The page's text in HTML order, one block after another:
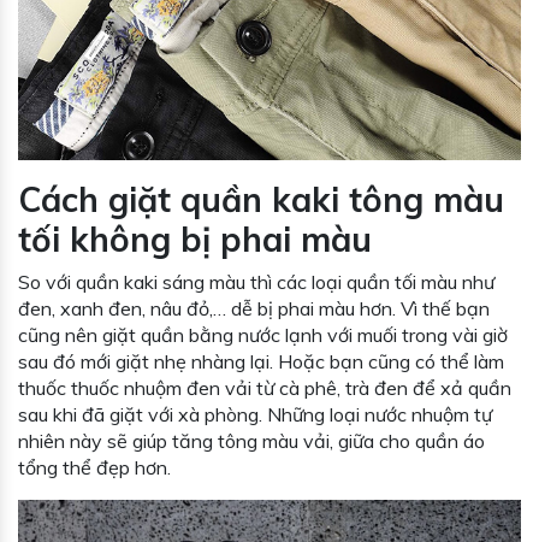
Cách giặt quần kaki tông màu
tối không bị phai màu
So với quần kaki sáng màu thì các loại quần tối màu như
đen, xanh đen, nâu đỏ,… dễ bị phai màu hơn. Vì thế bạn
cũng nên giặt quần bằng nước lạnh với muối trong vài giờ
sau đó mới giặt nhẹ nhàng lại. Hoặc bạn cũng có thể làm
thuốc thuốc nhuộm đen vải từ cà phê, trà đen để xả quần
sau khi đã giặt với xà phòng. Những loại nước nhuộm tự
nhiên này sẽ giúp tăng tông màu vải, giữa cho quần áo
tổng thể đẹp hơn.